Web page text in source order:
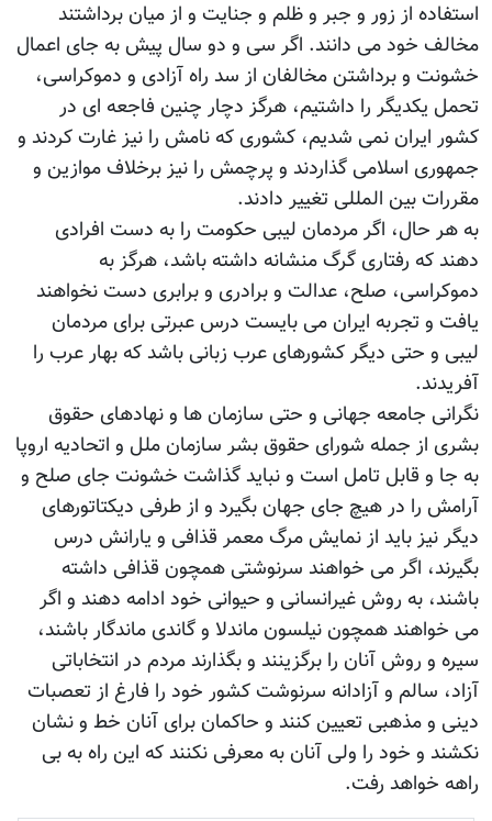
استفاده از زور و جبر و ظلم و جنایت و از میان برداشتند
مخالف خود می دانند. اگر سی و دو سال پیش به جای اعمال
خشونت و برداشتن مخالفان از سد راه آزادی و دموکراسی،
تحمل یکدیگر را داشتیم، هرگز دچار چنین فاجعه ای در
کشور ایران نمی شدیم، کشوری که نامش را نیز غارت کردند و
جمهوری اسلامی گذاردند و پرچمش را نیز برخلاف موازین و
مقررات بین المللی تغییر دادند.
به هر حال، اگر مردمان لیبی حکومت را به دست افرادی
دهند که رفتاری گرگ منشانه داشته باشد، هرگز به
دموکراسی، صلح، عدالت و برادری و برابری دست نخواهند
یافت و تجربه ایران می بایست درس عبرتی برای مردمان
لیبی و حتی دیگر کشورهای عرب زبانی باشد که بهار عرب را
آفریدند.
نگرانی جامعه جهانی و حتی سازمان ها و نهادهای حقوق
بشری از جمله شورای حقوق بشر سازمان ملل و اتحادیه اروپا
به جا و قابل تامل است و نباید گذاشت خشونت جای صلح و
آرامش را در هیچ جای جهان بگیرد و از طرفی دیکتاتورهای
دیگر نیز باید از نمایش مرگ معمر قذافی و یارانش درس
بگیرند، اگر می خواهند سرنوشتی همچون قذافی داشته
باشند، به روش غیرانسانی و حیوانی خود ادامه دهند و اگر
می خواهند همچون نیلسون ماندلا و گاندی ماندگار باشند،
سیره و روش آنان را برگزینند و بگذارند مردم در انتخاباتی
آزاد، سالم و آزادانه سرنوشت کشور خود را فارغ از تعصبات
دینی و مذهبی تعیین کنند و حاکمان برای آنان خط و نشان
نکشند و خود را ولی آنان به معرفی نکنند که این راه به بی
راهه خواهد رفت.